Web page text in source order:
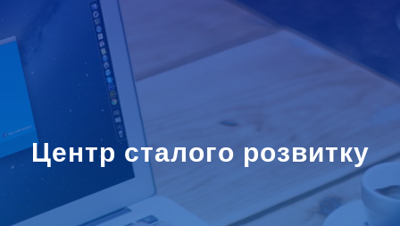
Центр сталого розвитку